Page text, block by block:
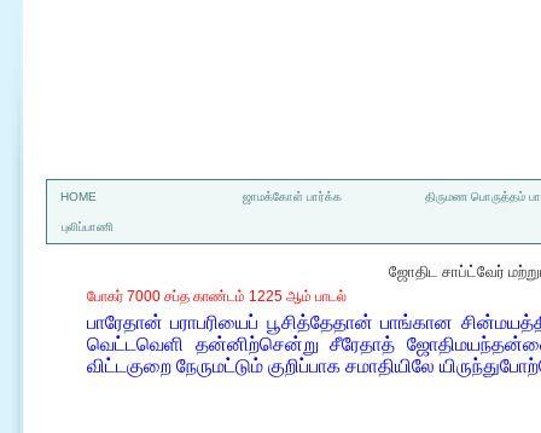
HOME ஜாமக்கோள் பார்க்க திருமண பொருத்தம்
புலிப்பாணி
ஜோதிட சாப்ட்வேர்
போகர் 7000 சப்த காண்டம் 1225 ஆம் பாடல்
பாரேதான் பராபரியைப் பூசித்தேதான் பாங்கான
வெட்டவெளி தன்னிற்சென்று சீரேதாத்
விட்டகுறை நேருமட்டும் குறிப்பாக சமாதியிலே